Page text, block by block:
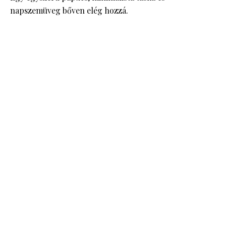
napszemüveg bőven elég hozzá.